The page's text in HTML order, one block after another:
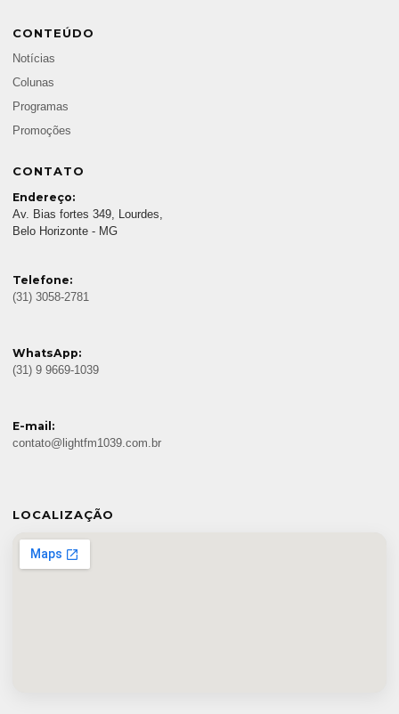
CONTEÚDO
Notícias
Colunas
Programas
Promoções
CONTATO
Endereço:
Av. Bias fortes 349, Lourdes,
Belo Horizonte - MG
Telefone:
(31) 3058-2781
WhatsApp:
(31) 9 9669-1039
E-mail:
contato@lightfm1039.com.br
LOCALIZAÇÃO